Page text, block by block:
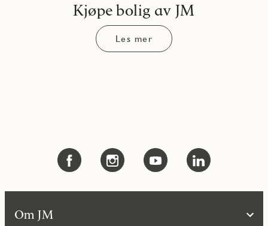
Kjøpe bolig av JM
Les mer
Om JM